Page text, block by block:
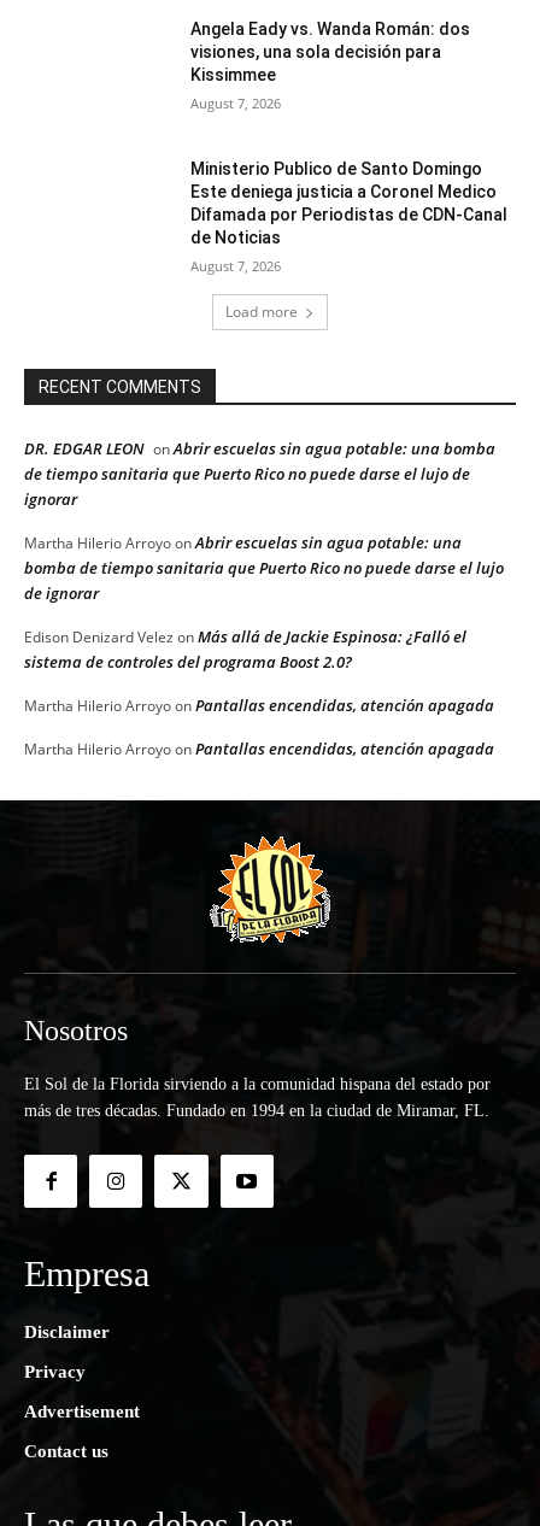
Angela Eady vs. Wanda Román: dos
visiones, una sola decisión para
Kissimmee
August 7, 2026
Ministerio Publico de Santo Domingo
Este deniega justicia a Coronel Medico
Difamada por Periodistas de CDN-Canal
de Noticias
August 7, 2026
Load more
RECENT COMMENTS
DR. EDGAR LEON onAbrir escuelas sin agua potable: una bomba
de tiempo sanitaria que Puerto Rico no puede darse el lujo de
ignorar
Martha Hilerio ArroyoonAbrir escuelas sin agua potable: una
bomba de tiempo sanitaria que Puerto Rico no puede darse el lujo
de ignorar
Edison Denizard Velez onMás allá de Jackie Espinosa: ¿Falló el
sistema de controles del programa Boost 2.0?
Martha Hilerio ArroyoonPantallas encendidas, atención apagada
Martha Hilerio ArroyoonPantallas encendidas, atención apagada
Nosotros
El Sol de la Florida sirviendo a la comunidad hispana del estado por
más de tres décadas. Fundado en 1994 en la ciudad de Miramar, FL.
Empresa
Disclaimer
Privacy
Advertisement
Contact us